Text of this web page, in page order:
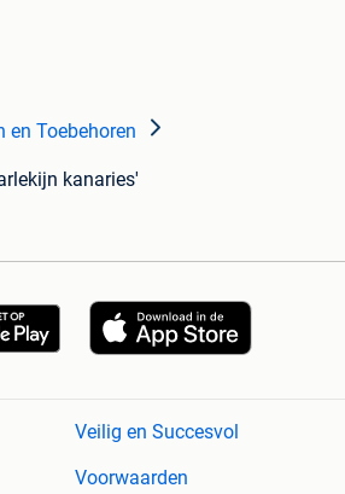
en Toebehoren
kanaries'
Veilig en Succesvol
Voorwaarden